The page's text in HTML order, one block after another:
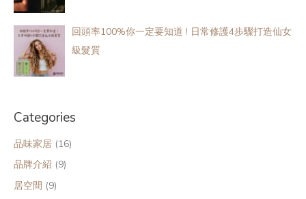
回頭率100%你一定要知道 ! 日常修護4步驟打造仙女
級髮質
Categories
品味家居 (16)
品牌介紹 (9)
居空間 (9)